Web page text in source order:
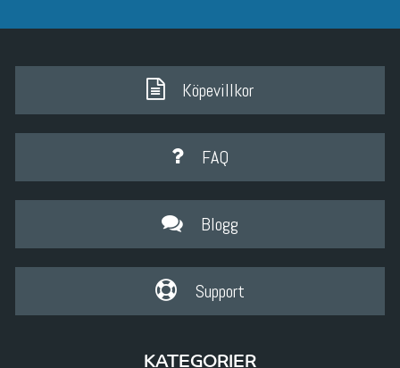
Köpevillkor
FAQ
Blogg
Support
KATEGORIER